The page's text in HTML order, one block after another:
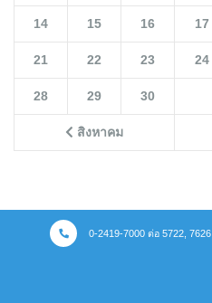
สิงหาคม
14 15 16 17
21 22 23 24
28 29 30
0-2419-7000 ต่อ 5722, 7626